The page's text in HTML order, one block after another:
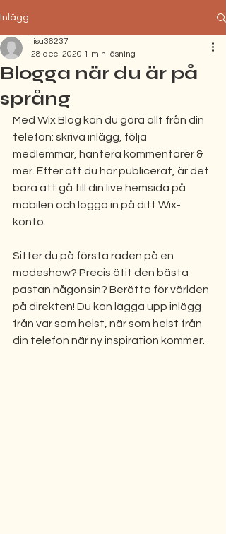
Inlägg
Blogga när du är på
språng
lisa36237
28 dec. 2020 1 min läsning
Med Wix Blog kan du göra allt från din
telefon: skriva inlägg, följa
medlemmar, hantera kommentarer &
mer. Efter att du har publicerat, är det
bara att gå till din live hemsida på
mobilen och logga in på ditt Wix-
konto.
Sitter du på första raden på en
modeshow? Precis ätit den bästa
pastan någonsin? Berätta för världen
på direkten! Du kan lägga upp inlägg
från var som helst, när som helst från
din telefon när ny inspiration kommer.